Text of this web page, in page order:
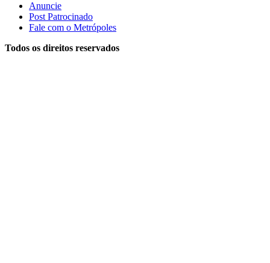
Anuncie
Post Patrocinado
Fale com o Metrópoles
Todos os direitos reservados